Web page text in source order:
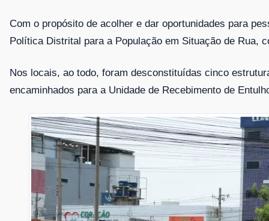
Com o propósito de acolher e dar oportunidades para
Política Distrital para a População em Situação de Rua,
Nos locais, ao todo, foram desconstituídas cinco
encaminhados para a Unidade de Recebimento de